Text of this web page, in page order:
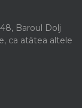
Baroul Dolj
ca atâtea altele